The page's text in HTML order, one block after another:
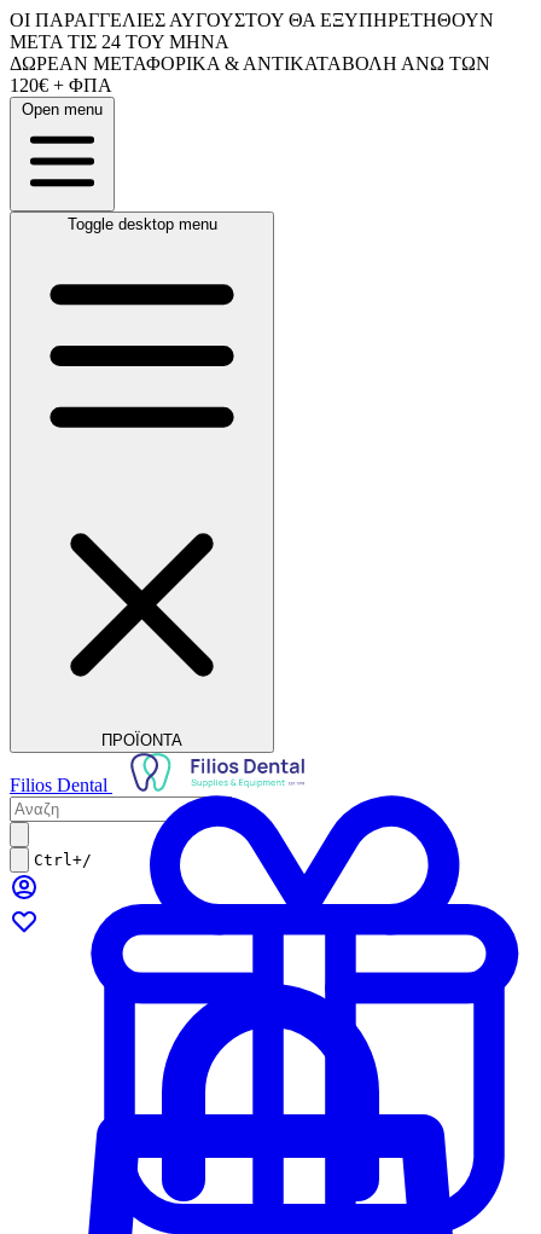
ΟΙ ΠΑΡΑΓΓΕΛΙΕΣ ΑΥΓΟΥΣΤΟΥ ΘΑ ΕΞΥΠΗΡΕΤΗΘΟΥΝ
ΜΕΤΑ ΤΙΣ 24 ΤΟΥ ΜΗΝΑ
ΔΩΡΕΑΝ ΜΕΤΑΦΟΡΙΚΑ & ΑΝΤΙΚΑΤΑΒΟΛΗ ΑΝΩ ΤΩΝ
120€ + ΦΠΑ
Open menu
Toggle desktop menu
ΠΡΟΪΟΝΤΑ
Filios Dental
Ctrl+/